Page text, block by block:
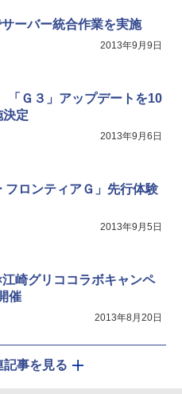
ーバー統合作業を実施
2013年9月9日
「Ｇ３」アップデートを10
決定
2013年9月6日
フロンティアＧ」先行体験
2013年9月5日
江崎グリココラボキャンペ
催
2013年8月20日
記事を見る